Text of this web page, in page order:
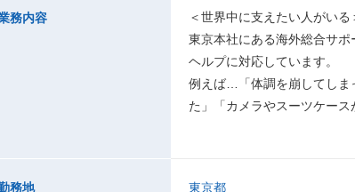
務内容
＜世界中に支えたい人がいる
東京本社にある海外総合サ
ヘルプに対応しています。
例えば…「体調を崩してしま
た」「カメラやスーツケース
務地 東京都